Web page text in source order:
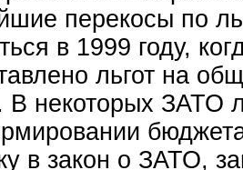
перекосы по
в 1999 году,
льгот на
В некоторых ЗАТО
в закон о ЗАТО,